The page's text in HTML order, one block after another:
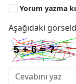
Yorum yazma
Aşağıdaki